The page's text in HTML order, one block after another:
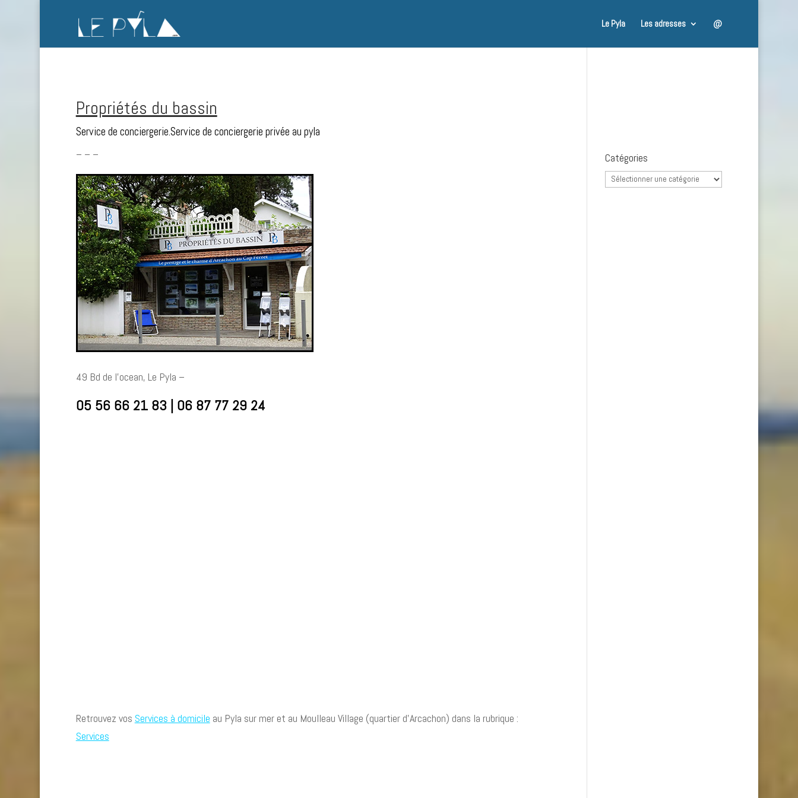
Le Pyla Les adresses @
Propriétés du bassin
Service de conciergerie.Service de conciergerie privée au pyla
– – –
49 Bd de l’ocean, Le Pyla –
05 56 66 21 83 | 06 87 77 29 24
Retrouvez vos Services à domicile au Pyla sur mer et au Moulleau Village (quartier d’Arcachon) dans la rubrique :
Services
Catégories
Catégories